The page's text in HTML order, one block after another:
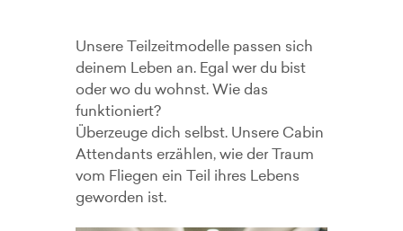
Unsere Teilzeitmodelle passen sich
deinem Leben an. Egal wer du bist
oder wo du wohnst. Wie das
funktioniert?
Überzeuge dich selbst. Unsere Cabin
Attendants erzählen, wie der Traum
vom Fliegen ein Teil ihres Lebens
geworden ist.